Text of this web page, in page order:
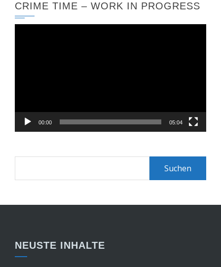
CRIME TIME – WORK IN PROGRESS
00:00 05:04
NEUSTE INHALTE